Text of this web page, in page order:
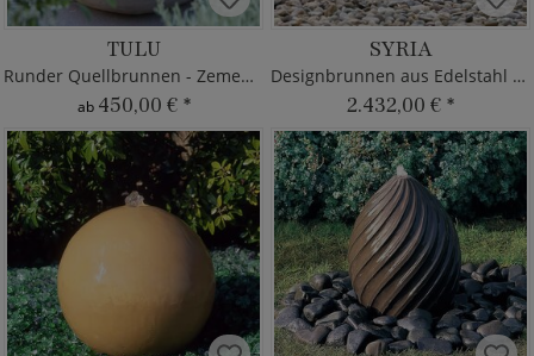
TULU
Runder Quellbrunnen - Zement-Optik
ab 450,00 € *
SYRIA
Designbrunnen aus Edelstahl mit LED
2.432,00 € *